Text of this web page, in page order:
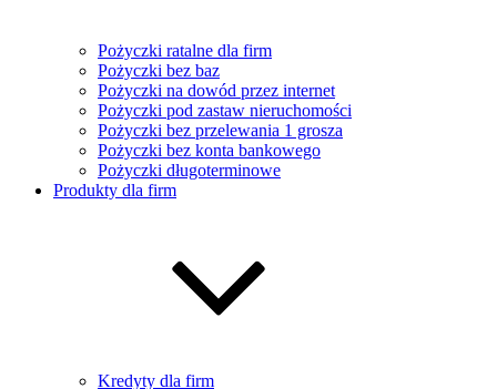
Pożyczki ratalne dla firm
Pożyczki bez baz
Pożyczki na dowód przez internet
Pożyczki pod zastaw nieruchomości
Pożyczki bez przelewania 1 grosza
Pożyczki bez konta bankowego
Pożyczki długoterminowe
Produkty dla firm
Kredyty dla firm